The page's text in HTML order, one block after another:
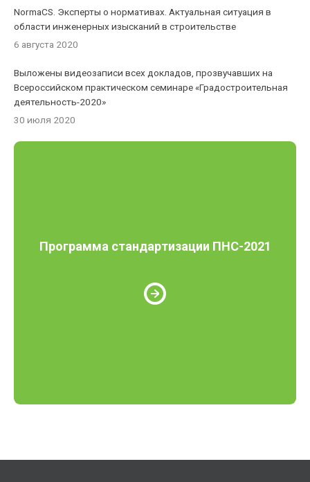
NormaCS. Эксперты о нормативах. Актуальная ситуация в
области инженерных изысканий в строительстве
6 августа 2020
Выложены видеозаписи всех докладов, прозвучавших на
Всероссийском практическом семинаре «Градостроительная
деятельность-2020»
30 июля 2020
Программа стандартизации ПНС-2021